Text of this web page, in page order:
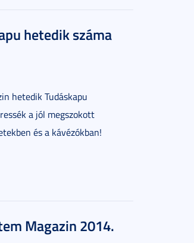
hetedik száma
hetedik Tudáskapu
a jól megszokott
és a kávézókban!
Magazin 2014.